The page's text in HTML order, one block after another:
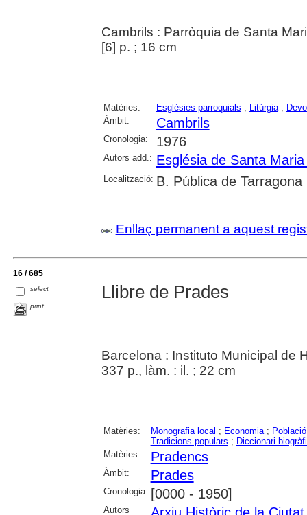
Cambrils : Parròquia de Santa
[6] p. ; 16 cm
Matèries: Esglésies parroquials ; Litúrgia;
Àmbit:
Cambrils
Cronologia: 1976
Autors add.: Església de Santa
Localització: B. Pública de Tarragona
Enllaç permanent a aquest
16 / 685
select
print
Llibre de Prades
Barcelona : Instituto Municipal de
337 p., làm. : il. ; 22 cm
Matèries: Monografia local ; Economia; Població
Tradicions populars ; Diccionari
Matèries:
Pradencs
Àmbit: Prades
Cronologia: [0000 - 1950]
Autors